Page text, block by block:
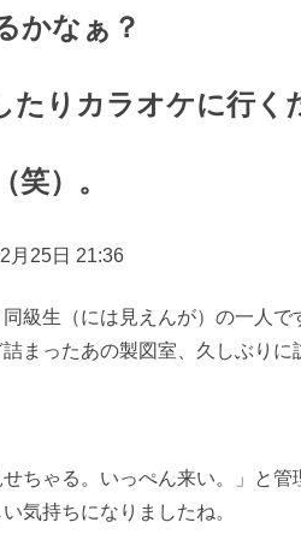
かなぁ？
たりカラオケに行
）。
月25日 21:36
級生（には見えんが）の一人で
まったあの製図室、久しぶり
ちゃる。いっぺん来い。」と
気持ちになりましたね。